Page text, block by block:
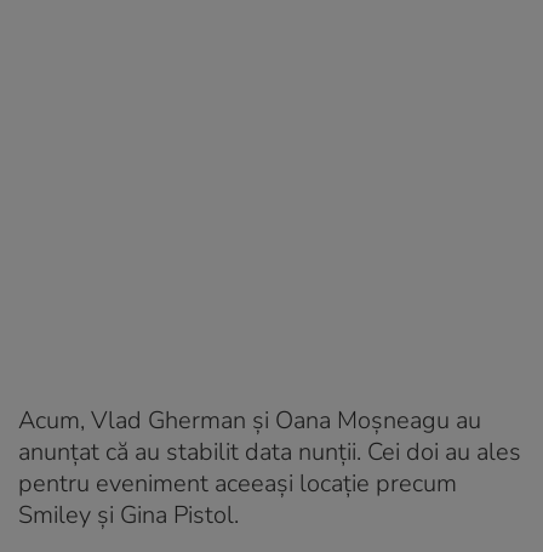
Acum, Vlad Gherman și Oana Moșneagu au
anunțat că au stabilit data nunții. Cei doi au ales
pentru eveniment aceeași locație precum
Smiley și Gina Pistol.